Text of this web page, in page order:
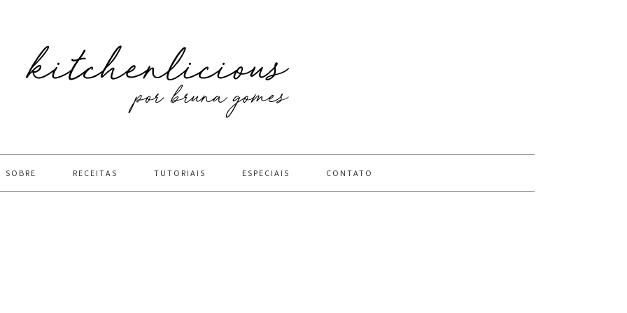
SOBRE RECEITAS TUTORIAIS ESPECIAIS CONTATO